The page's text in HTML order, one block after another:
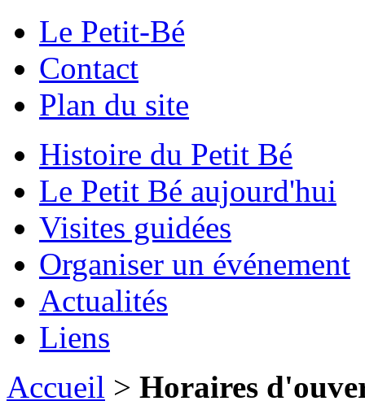
Le Petit-Bé
Contact
Plan du site
Histoire du Petit Bé
Le Petit Bé aujourd'hui
Visites guidées
Organiser un événement
Actualités
Liens
Accueil > Horaires